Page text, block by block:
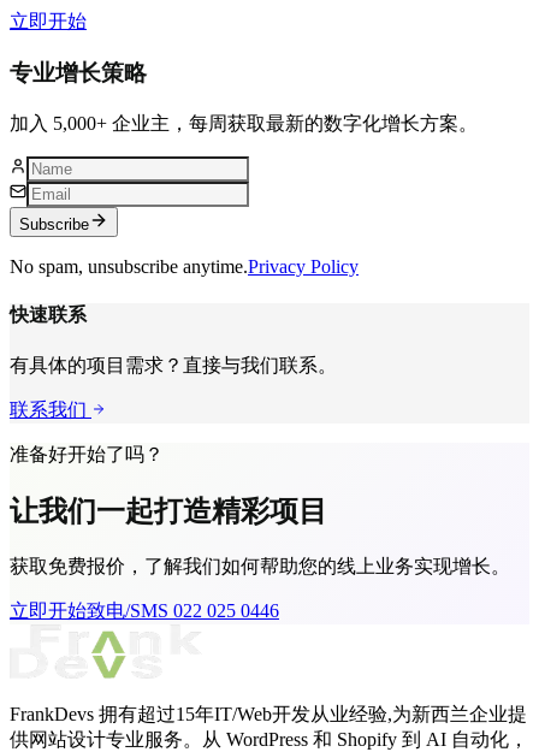
立即开始
专业增长策略
加入 5,000+ 企业主，每周获取最新的数字化增长方案。
Subscribe
No spam, unsubscribe anytime.Privacy Policy
快速联系
有具体的项目需求？直接与我们联系。
联系我们
准备好开始了吗？
让我们一起打造精彩项目
获取免费报价，了解我们如何帮助您的线上业务实现增长。
立即开始致电/SMS 022 025 0446
FrankDevs 拥有超过15年IT/Web开发从业经验,为新西兰企业提
供网站设计专业服务。从 WordPress 和 Shopify 到 AI 自动化，